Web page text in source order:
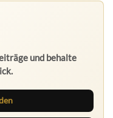
und behalte